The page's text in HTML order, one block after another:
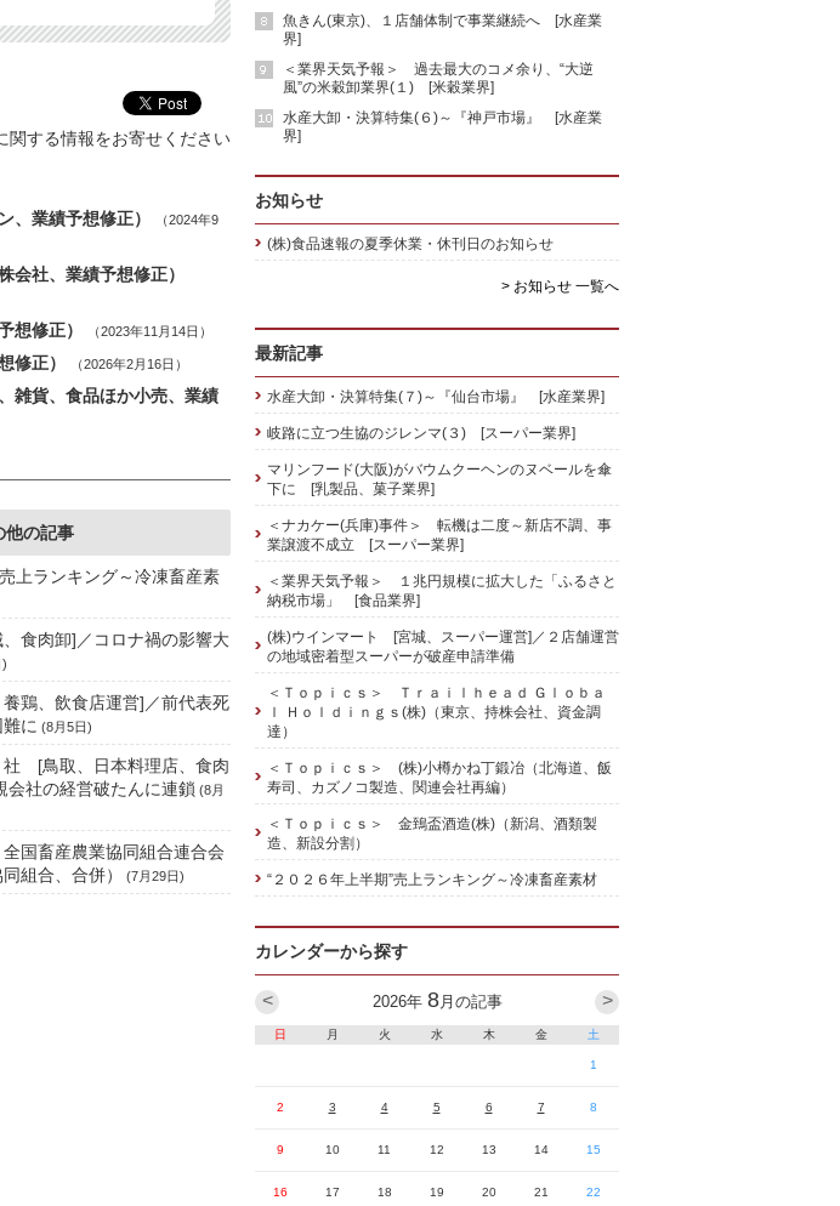
関する情報をお寄せください
業績予想修正）
（2024年9
社、業績予想修正）
想修正） （2023年11月14日）
修正） （2026年2月16日）
雑貨、食品ほか小売、業績
他の記事
上ランキング～冷凍畜産素
食肉卸]／コロナ禍の影響大
鶏、飲食店運営]／前代表死
に (8月5日)
社 [鳥取、日本料理店、食肉
会社の経営破たんに連鎖 (8月
国畜産農業協同組合連合会
組合、合併）
(7月29日)
魚きん(東京)、１店舗体制で事業継続へ [水産業
界]
＜業界天気予報＞ 過去最大のコメ余り、“大逆
風”の米穀卸業界(１) [米穀業界]
水産大卸・決算特集(６)～『神戸市場』 [水産業
界]
お知らせ
(株)食品速報の夏季休業・休刊日のお知らせ
> お知らせ 一覧へ
最新記事
水産大卸・決算特集(７)～『仙台市場』 [水産業界]
岐路に立つ生協のジレンマ(３) [スーパー業界]
マリンフード(大阪)がバウムクーヘンのヌベールを傘
下に [乳製品、菓子業界]
＜ナカケー(兵庫)事件＞ 転機は二度～新店不調、事
業譲渡不成立 [スーパー業界]
＜業界天気予報＞ １兆円規模に拡大した「ふるさと
納税市場」 [食品業界]
(株)ウインマート [宮城、スーパー運営]／２店舗運営
の地域密着型スーパーが破産申請準備
＜Ｔｏｐｉｃｓ＞ Ｔｒａｉｌｈｅａｄ Ｇｌｏｂａ
ｌ Ｈｏｌｄｉｎｇｓ(株)（東京、持株会社、資金調
達）
＜Ｔｏｐｉｃｓ＞ (株)小樽かね丁鍛冶（北海道、飯
寿司、カズノコ製造、関連会社再編）
＜Ｔｏｐｉｃｓ＞ 金鵄盃酒造(株)（新潟、酒類製
造、新設分割）
“２０２６年上半期”売上ランキング～冷凍畜産素材
カレンダーから探す
2026年 8月の記事 >
<
日 月 火 水 木 金 土
1
2 3 4 5 6 7 8
9 10 11 12 13 14 15
16 17 18 19 20 21 22